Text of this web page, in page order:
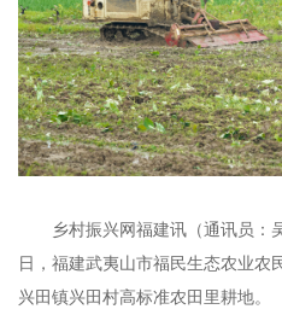
乡村振兴网福建讯（通讯员
日，福建武夷山市福民生态农业农
兴田镇兴田村高标准农田里耕地。